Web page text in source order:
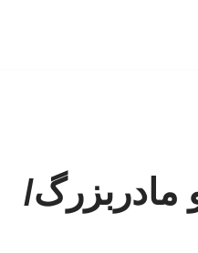
مادربزرگ/